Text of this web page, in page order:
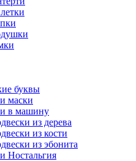
буквы
маски
в машину
из дерева
из кости
из эбонита
Ностальгия